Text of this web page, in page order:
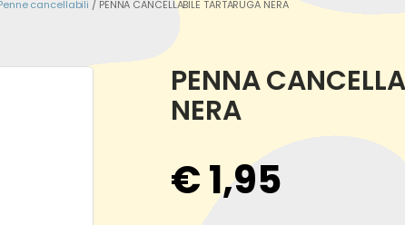
cancellabili / PENNA CANCELLABILE TARTARUGA NERA
PENNA
NERA
€1,95